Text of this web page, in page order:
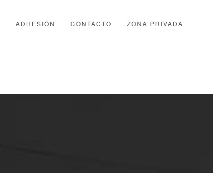
ADHESIÓN CONTACTO ZONA PRIVADA